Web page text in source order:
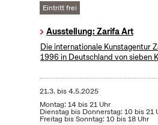
Eintritt frei
Ausstellung: Zarifa Art
Die internationale Kunstagentur
1996 in Deutschland von sieben
21.3. bis4.5.2025
Montag: 14 bis 21 Uhr
Dienstag bis Donnerstag: 10 bis 21
Freitag bis Sonntag: 10 bis 18 Uhr